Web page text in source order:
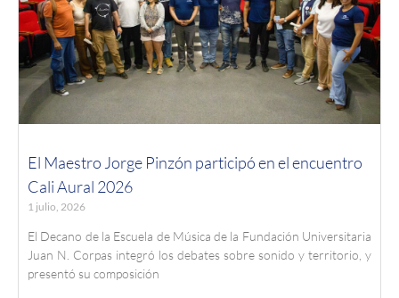
El Maestro Jorge Pinzón participó en el encuentro
Cali Aural 2026
1 julio, 2026
El Decano de la Escuela de Música de la Fundación Universitaria
Juan N. Corpas integró los debates sobre sonido y territorio, y
presentó su composición